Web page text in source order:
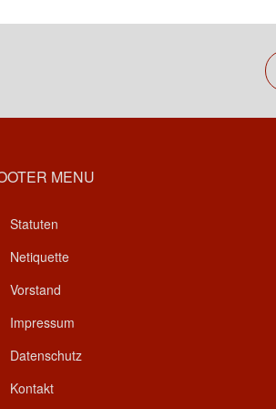
MENU
Statuten
Netiquette
Vorstand
Impressum
Datenschutz
Kontakt